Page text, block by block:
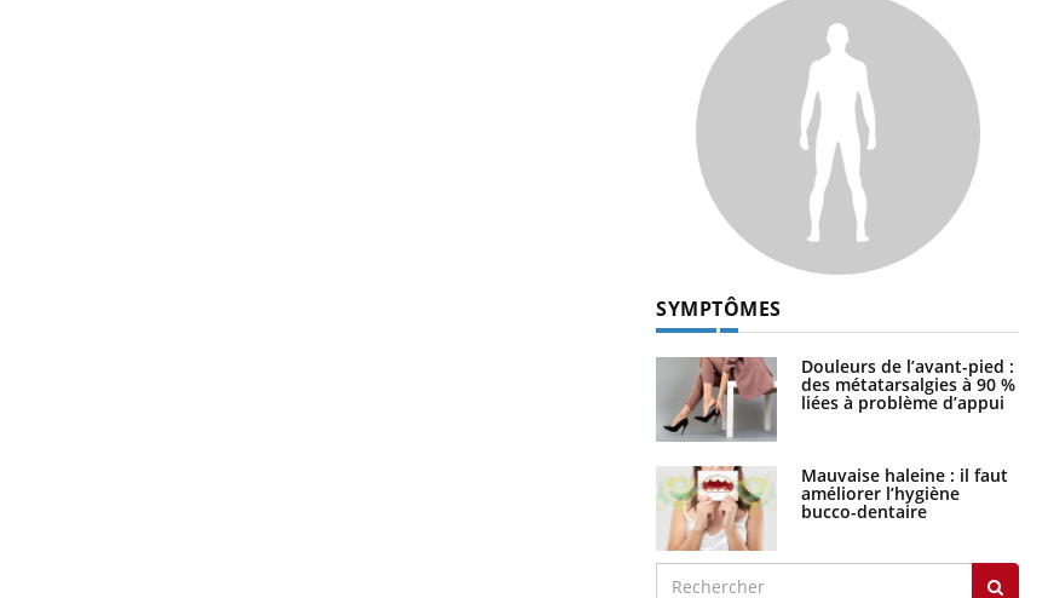
SYMPTÔMES
Douleurs de l’avant-pied :
des métatarsalgies à 90 %
liées à problème d’appui
Mauvaise haleine : il faut
améliorer l’hygiène
bucco-dentaire